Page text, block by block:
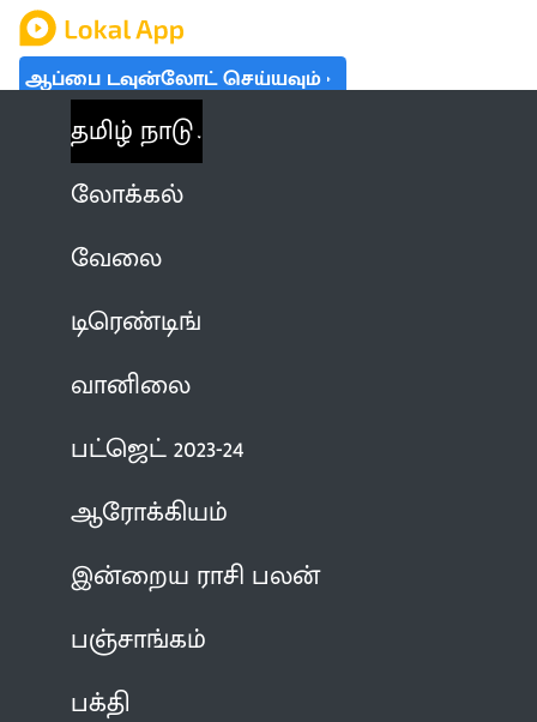
ஆப்பை டவுன்லோட் செய்யவும்
தமிழ் நாடு
லோக்கல்
வேலை
டிரெண்டிங்
வானிலை
பட்ஜெட் 2023-24
ஆரோக்கியம்
இன்றைய ராசி பலன்
பஞ்சாங்கம்
பக்தி